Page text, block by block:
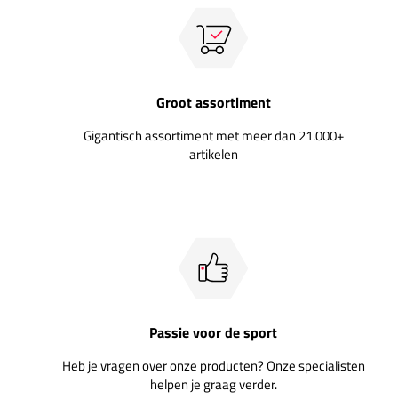
Groot assortiment
Gigantisch assortiment met meer dan 21.000+
artikelen
Passie voor de sport
Heb je vragen over onze producten? Onze specialisten
helpen je graag verder.